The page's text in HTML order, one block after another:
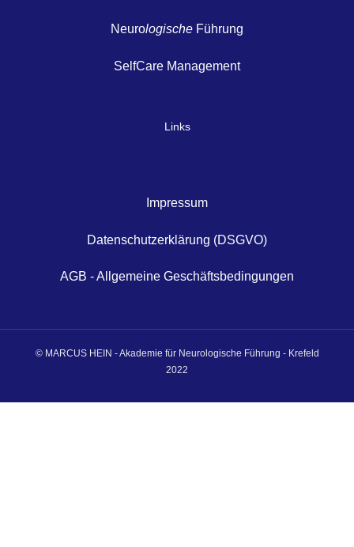
Neurologische Führung
SelfCare Management
Links
Impressum
Datenschutzerklärung (DSGVO)
AGB - Allgemeine Geschäftsbedingungen
© MARCUS HEIN - Akademie für Neurologische Führung - Krefeld
2022